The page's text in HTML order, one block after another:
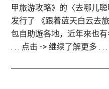
甲旅游攻略》的〈去哪儿
发行了 《跟着蓝天白云去
包自助遊各地，近年來也
. . . 点击 -> 继续了解更多 . . .